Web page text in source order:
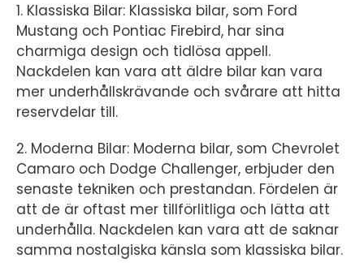
1. Klassiska Bilar: Klassiska bilar, som Ford
Mustang och Pontiac Firebird, har sina
charmiga design och tidlösa appell.
Nackdelen kan vara att äldre bilar kan vara
mer underhållskrävande och svårare att hitta
reservdelar till.
2. Moderna Bilar: Moderna bilar, som Chevrolet
Camaro och Dodge Challenger, erbjuder den
senaste tekniken och prestandan. Fördelen är
att de är oftast mer tillförlitliga och lätta att
underhålla. Nackdelen kan vara att de saknar
samma nostalgiska känsla som klassiska bilar.